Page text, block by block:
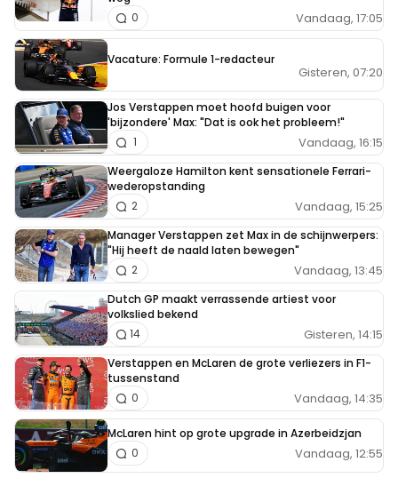
Vandaag, 17:05
0
Vacature: Formule 1-redacteur
Gisteren, 07:20
Jos Verstappen moet hoofd buigen voor
'bijzondere' Max: "Dat is ook het probleem!"
Vandaag, 16:15
1
Weergaloze Hamilton kent sensationele Ferrari-
wederopstanding
Vandaag, 15:25
2
Manager Verstappen zet Max in de schijnwerpers:
"Hij heeft de naald laten bewegen"
Vandaag, 13:45
2
Dutch GP maakt verrassende artiest voor
volkslied bekend
Gisteren, 14:15
14
Verstappen en McLaren de grote verliezers in F1-
tussenstand
Vandaag, 14:35
0
McLaren hint op grote upgrade in Azerbeidzjan
Vandaag, 12:55
0